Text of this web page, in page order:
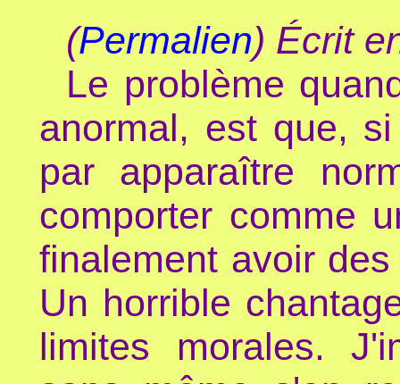
(Permalien) Écrit
Le problème
anormal, est que,
par apparaître
comporter comme
finalement avoir
Un horrible
limites morales.